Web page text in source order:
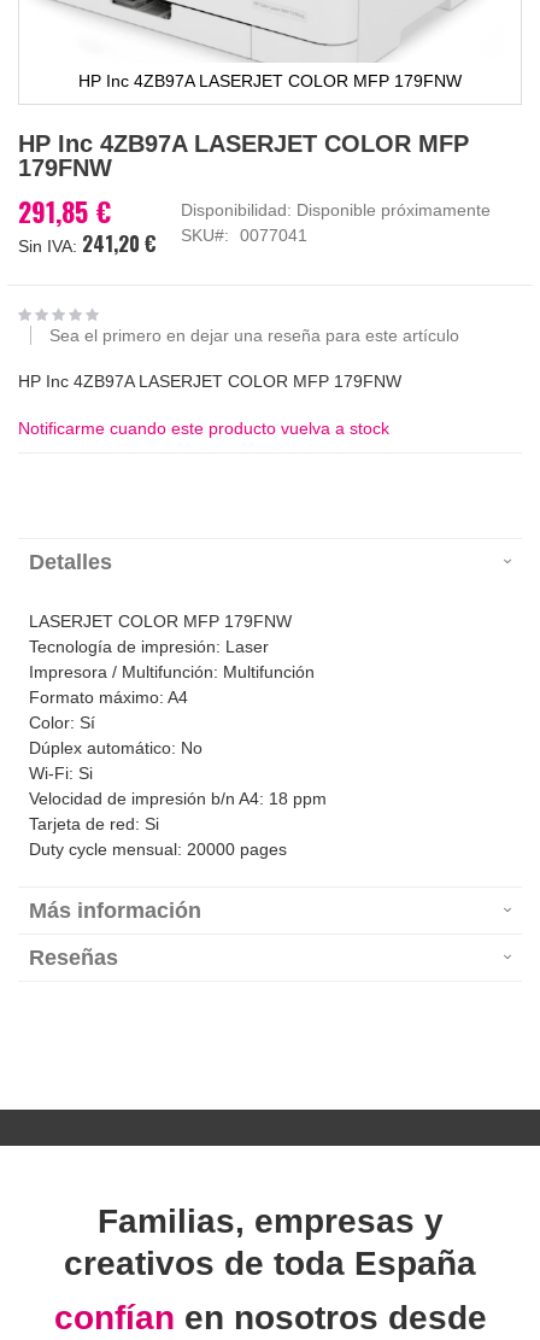
HP Inc 4ZB97A LASERJET COLOR MFP 179FNW
al
comienzo
la
galería
HP Inc 4ZB97A LASERJET COLOR MFP
179FNW
291,85 €
241,20 €
Disponibilidad: Disponible próximamente
SKU
0077041
Sea el primero en dejar una reseña para este artículo
HP Inc 4ZB97A LASERJET COLOR MFP 179FNW
Notificarme cuando este producto vuelva a stock
Detalles
LASERJET COLOR MFP 179FNW
Tecnología de impresión: Laser
Impresora / Multifunción: Multifunción
Formato máximo: A4
Color: Sí
Dúplex automático: No
Wi-Fi: Si
Velocidad de impresión b/n A4: 18 ppm
Tarjeta de red: Si
Duty cycle mensual: 20000 pages
Más información
Reseñas
Familias, empresas y
creativos de toda España
confían en nosotros desde